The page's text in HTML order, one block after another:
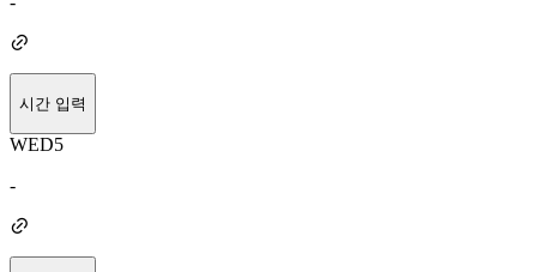
시간 입력
WED5
-